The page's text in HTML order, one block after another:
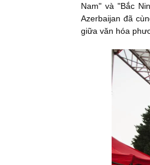
Nam" và "Bắc
Azerbaijan đã
giữa văn hóa